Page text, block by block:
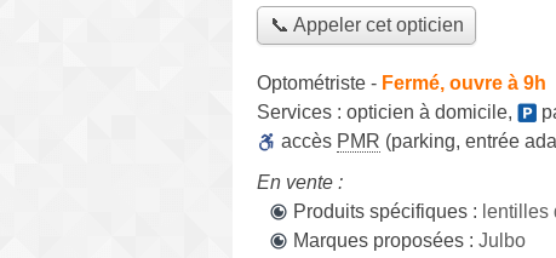
📞 Appeler cet opticien
Optométriste - Fermé, ouvre à 9h
Services : opticien à domicile,
accès PMR (parking, entrée
En vente :
Produits spécifiques : lentilles
Marques proposées : Julbo